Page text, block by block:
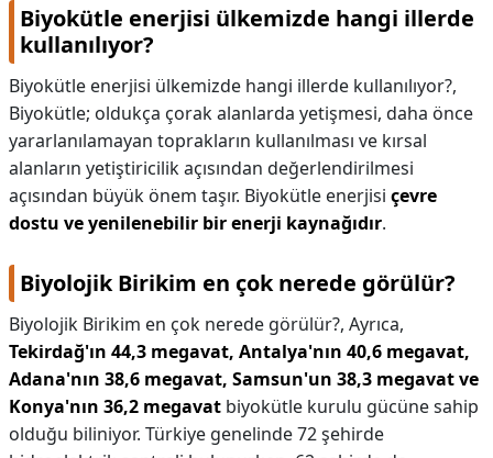
Biyokütle enerjisi ülkemizde hangi illerde
kullanılıyor?
Biyokütle enerjisi ülkemizde hangi illerde kullanılıyor?,
Biyokütle; oldukça çorak alanlarda yetişmesi, daha önce
yararlanılamayan toprakların kullanılması ve kırsal
alanların yetiştiricilik açısından değerlendirilmesi
açısından büyük önem taşır. Biyokütle enerjisi çevre
dostu ve yenilenebilir bir enerji kaynağıdır.
Biyolojik Birikim en çok nerede görülür?
Biyolojik Birikim en çok nerede görülür?, Ayrıca,
Tekirdağ'ın 44,3 megavat, Antalya'nın 40,6 megavat,
Adana'nın 38,6 megavat, Samsun'un 38,3 megavat ve
Konya'nın 36,2 megavat biyokütle kurulu gücüne sahip
olduğu biliniyor. Türkiye genelinde 72 şehirde